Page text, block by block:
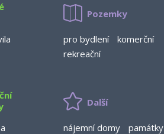
Pozemky
pro bydlení
komerční
rekreační
Další
nájemní domy památky